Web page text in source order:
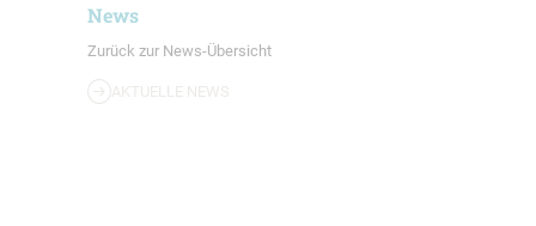
News
Zurück zur News-Übersicht
AKTUELLE NEWS